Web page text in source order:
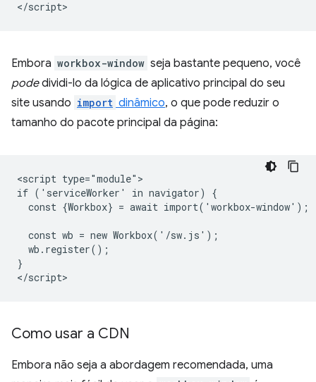
Embora workbox-window seja bastante pequeno, você
podedividi-lo da lógica de aplicativo principal do seu
site usando import dinâmico, o que pode reduzir o
tamanho do pacote principal da página:
<script type="module">
if ('serviceWorker' in navigator) {
  const {Workbox} = await import('workbox-window');
  const wb = new Workbox('/sw.js');
  wb.register();
}
Como usar a CDN
Embora não seja a abordagem recomendada, uma